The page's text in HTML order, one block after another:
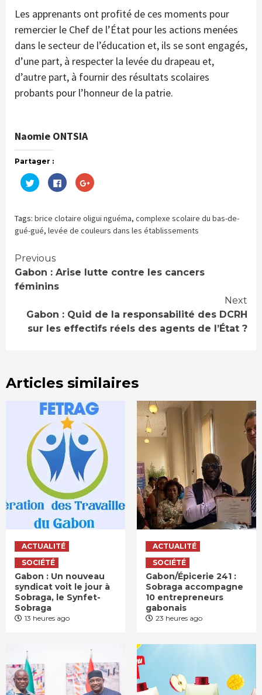
Les apprenants ont profité de ces moments pour
remercier le Chef de l’État pour les actions menées
dans le secteur de l’éducation et, ils se sont engagés,
d’une part, à respecter la levée du drapeau et,
d’autre part, à fournir des résultats scolaires
probants pour l’honneur de la patrie.
Naomie ONTSIA
Partager :
Cliquez
pour
partager
dans
une
nouvelle
fenêtre)
Cliquez
pour
partager
dans
une
nouvelle
fenêtre)
Cliquez
pour
(ouvre
dans
une
nouvelle
Tags: brice clotaire oligui nguéma, complexe scolaire du bas-de-
gué-gué, levée de couleurs dans les établissements
Continue
Reading
Previous
Gabon : Arise lutte contre les cancers
féminins
Next
Gabon : Quid de la responsabilité des DCRH
sur les effectifs réels des agents de l’État ?
Articles similaires
ACTUALITÉ
SOCIÉTÉ
Gabon : Un nouveau
syndicat voit le jour à
Sobraga, le Synfet-
Sobraga
13 heures ago
ACTUALITÉ
SOCIÉTÉ
Gabon/Épicerie 241 :
Sobraga accompagne
10 entrepreneurs
gabonais
23 heures ago